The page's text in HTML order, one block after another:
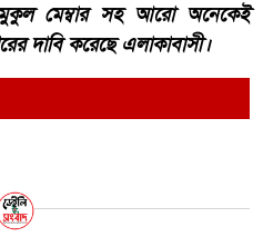
মেম্বার সহ আরো অনেকেই
দাবি করেছে এলাকাবাসী।